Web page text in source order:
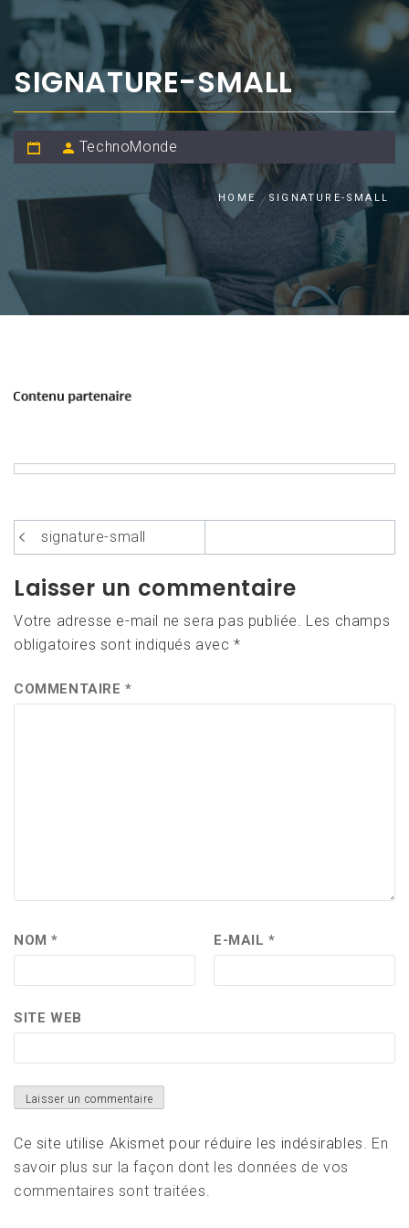
SIGNATURE-SMALL
TechnoMonde
HOME SIGNATURE-SMALL
Navigation
de
l’article
signature-small
Laisser un commentaire
Votre adresse e-mail ne sera pas publiée. Les champs
obligatoires sont indiqués avec*
COMMENTAIRE*
NOM* E-MAIL*
SITE WEB
Ce site utilise Akismet pour réduire les indésirables. En
savoir plus sur la façon dont les données de vos
commentaires sont traitées